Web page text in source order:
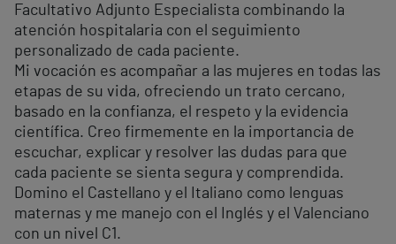
Facultativo Adjunto Especialista combinando la
atención hospitalaria con el seguimiento
personalizado de cada paciente.
Mi vocación es acompañar a las mujeres en todas las
etapas de su vida, ofreciendo un trato cercano,
basado en la confianza, el respeto y la evidencia
científica. Creo firmemente en la importancia de
escuchar, explicar y resolver las dudas para que
cada paciente se sienta segura y comprendida.
Domino el Castellano y el Italiano como lenguas
maternas y me manejo con el Inglés y el Valenciano
con un nivel C1.